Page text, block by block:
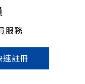
服務
速註冊